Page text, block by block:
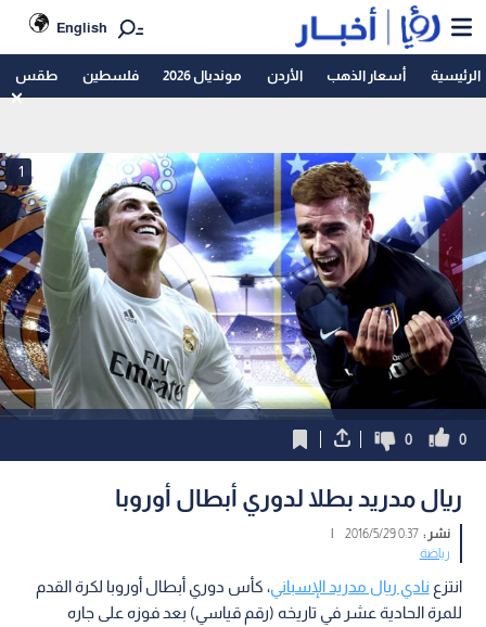
English
الرئيسية أسعار الذهب الأردن مونديال 2026 فلسطين طقس
1
0
0
ريال مدريد بطلا لدوري أبطال أوروبا
نشر :0:37 2016/5/29
|
رياضة
انتزع نادي ريال مدريد الإسباني، كأس دوري أبطال أوروبا لكرة القدم
للمرة الحادية عشر في تاريخه (رقم قياسي) بعد فوزه على جاره